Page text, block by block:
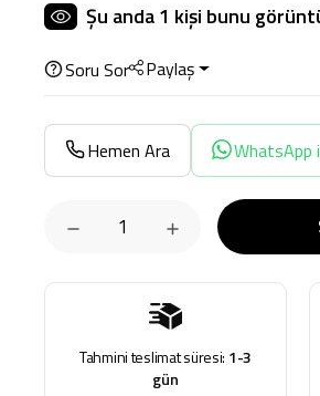
Şu anda1 kişi bunu
Soru Sor Paylaş
Hemen Ara WhatsApp
Tahmini teslimat süresi: 1-3
gün